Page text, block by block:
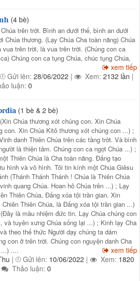
(4 bè)
trên trời. Bình an dưới thế, bình an dưới
Chúa thương. (Lạy Chúa Cha toàn năng) Chúa
vua trên trời, là vua trên trời. (Chúng con ca
Chúng con ca tụng Chúa, chúc tụng Chúa,
xem tiếp
Gửi lên: 28/06/2022 | Xem: 2132 lần |
luận: 0
(1 bè & 2 bè)
Chúa thương xót chúng con. Xin Chúa
con. Xin Chúa Kitô thương xót chúng con ...) ;
danh Thiên Chúa trên các tầng trời. Và bình
là thiện tâm. Chúng con ca ngợi Chúa ...) ;
Thiên Chúa là Cha toàn năng. Đấng tạo
hình và vô hình. Tôi tin kính một Chúa Giêsu
(Thánh Thánh Thánh ! Chúa là Thiên Chúa
quang Chúa. Hoan hô Chúa trên ...) ; Lạy
Thiên Chúa, Đấng xóa tội trần gian. Xin
Thiên Chúa, là Đấng xóa tội trần gian ...)
là mầu nhiệm đức tin. Lạy Chúa chúng con
và tuyên xưng Chúa sống lại ...) ; Kinh lạy Cha
theo thể thức Người dạy chúng ta dám
con ở trên trời. Chúng con nguyện danh Cha
....
xem tiếp
| Gửi lên: 10/06/2022 | Xem: 1820
Thảo luận: 0